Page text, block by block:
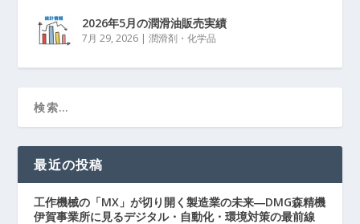
2026年5月の潤滑油販売実績
7月 29, 2026 |潤滑剤・化学品
最近の投稿
工作機械の「MX」が切り開く製造業の未来―DMG森精機
伊賀事業所に見るデジタル・自動化・環境対策の最前線